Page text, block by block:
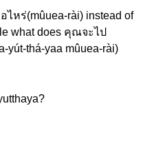
ไหร่(mûuea-rài) instead of
what does คุณจะไป
yút-thá-yaa mûuea-rài)